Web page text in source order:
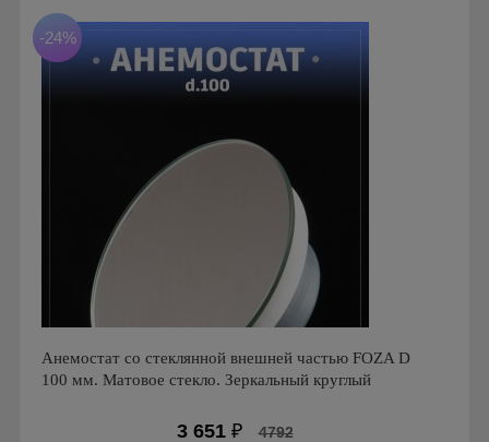
-24%
Анемостат со стеклянной внешней частью FOZA D
100 мм. Матовое стекло. Зеркальный круглый
3 651₽ 4792